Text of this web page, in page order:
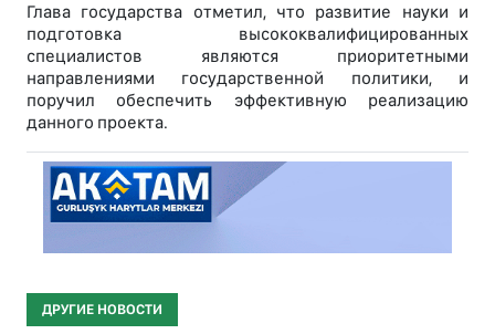
Глава государства отметил, что развитие науки и
подготовка высококвалифицированных
специалистов являются приоритетными
направлениями государственной политики, и
поручил обеспечить эффективную реализацию
данного проекта.
ДРУГИЕ НОВОСТИ